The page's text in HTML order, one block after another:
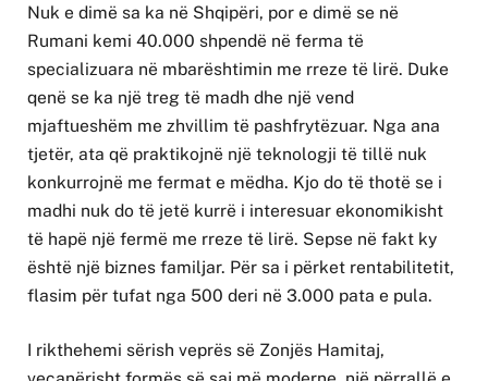
Nuk e dimë sa ka në Shqipëri, por e dimë se në
Rumani kemi 40.000 shpendë në ferma të
specializuara në mbarështimin me rreze të lirë. Duke
qenë se ka një treg të madh dhe një vend
mjaftueshëm me zhvillim të pashfrytëzuar. Nga ana
tjetër, ata që praktikojnë një teknologji të tillë nuk
konkurrojnë me fermat e mëdha. Kjo do të thotë se i
madhi nuk do të jetë kurrë i interesuar ekonomikisht
të hapë një fermë me rreze të lirë. Sepse në fakt ky
është një biznes familjar. Për sa i përket rentabilitetit,
flasim për tufat nga 500 deri në 3.000 pata e pula.
I rikthehemi sërish veprës së Zonjës Hamitaj,